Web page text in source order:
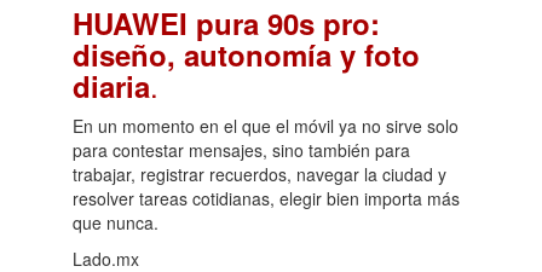
HUAWEI pura 90s pro:
diseño, autonomía y foto
diaria.
En un momento en el que el móvil ya no sirve solo
para contestar mensajes, sino también para
trabajar, registrar recuerdos, navegar la ciudad y
resolver tareas cotidianas, elegir bien importa más
que nunca.
Lado.mx